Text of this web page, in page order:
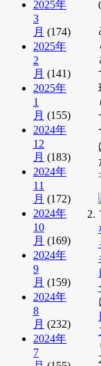
2025年
3
月 (174)
2025年
2
月 (141)
2025年
1
月 (155)
2024年
12
月 (183)
2024年
11
月 (172)
2024年
10
月 (169)
2024年
9
月 (159)
2024年
8
月 (232)
2024年
7